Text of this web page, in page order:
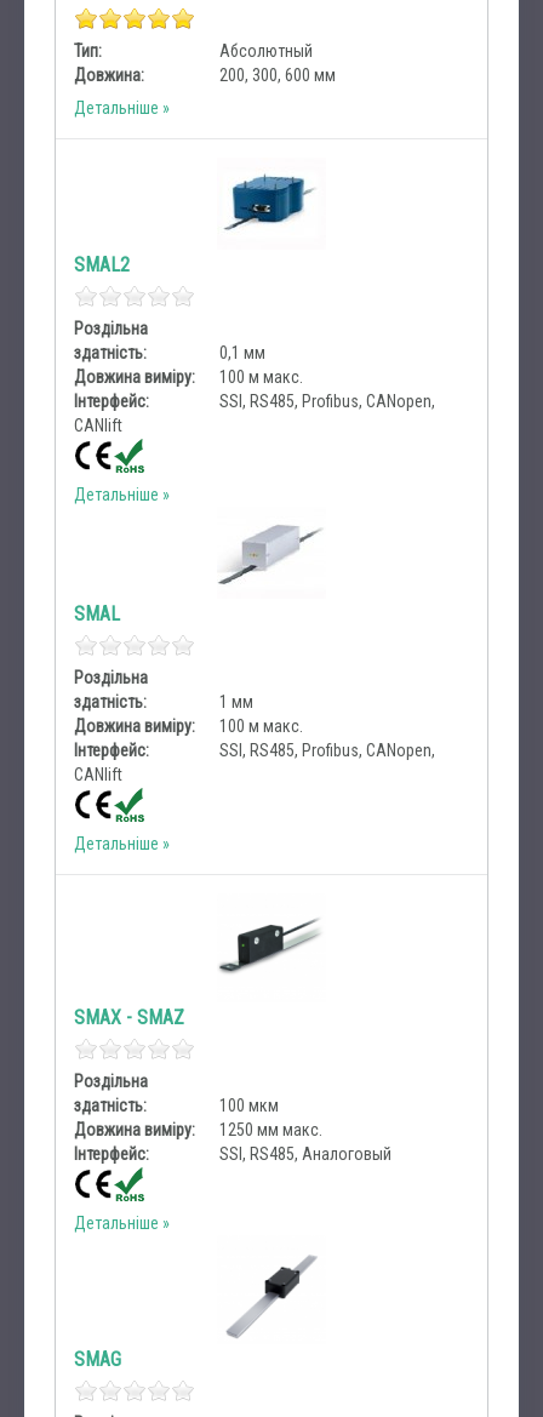
Тип:
Абсолютный
Довжина:
200, 300, 600 мм
Детальніше
SMAL2
Роздільна
здатність:
0,1 мм
Довжина виміру:
100 м макс.
Інтерфейс:
SSI, RS485, Profibus, CANopen,
CANlift
Детальніше
SMAL
Роздільна
здатність:
1 мм
Довжина виміру:
100 м макс.
Інтерфейс:
SSI, RS485, Profibus, CANopen,
CANlift
Детальніше
SMAX - SMAZ
Роздільна
здатність:
100 мкм
Довжина виміру:
1250 мм макс.
Інтерфейс:
SSI, RS485, Аналоговый
Детальніше
SMAG